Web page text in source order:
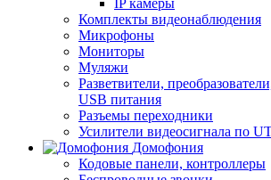
Комплекты видеонаблюдения
Микрофоны
Мониторы
Муляжи
Разветвители,
USB питания
Разъемы переходники
Усилители видеосигнала по
Домофония
Кодовые панели, контроллеры